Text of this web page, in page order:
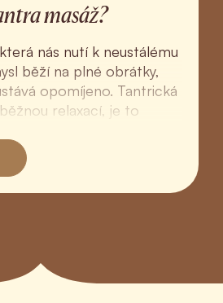
masáž?
nás nutí k neustálému
běží na plné obrátky,
opomíjeno. Tantrická
relaxací, je to